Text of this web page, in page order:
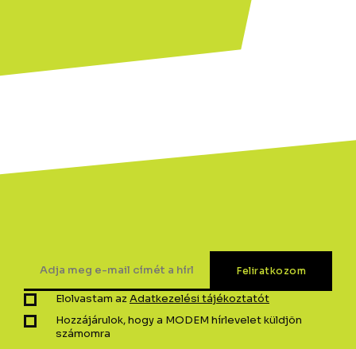
Elolvastam azAdatkezelési tájékoztatót
Hozzájárulok, hogy a MODEM hírlevelet küldjön
számomra